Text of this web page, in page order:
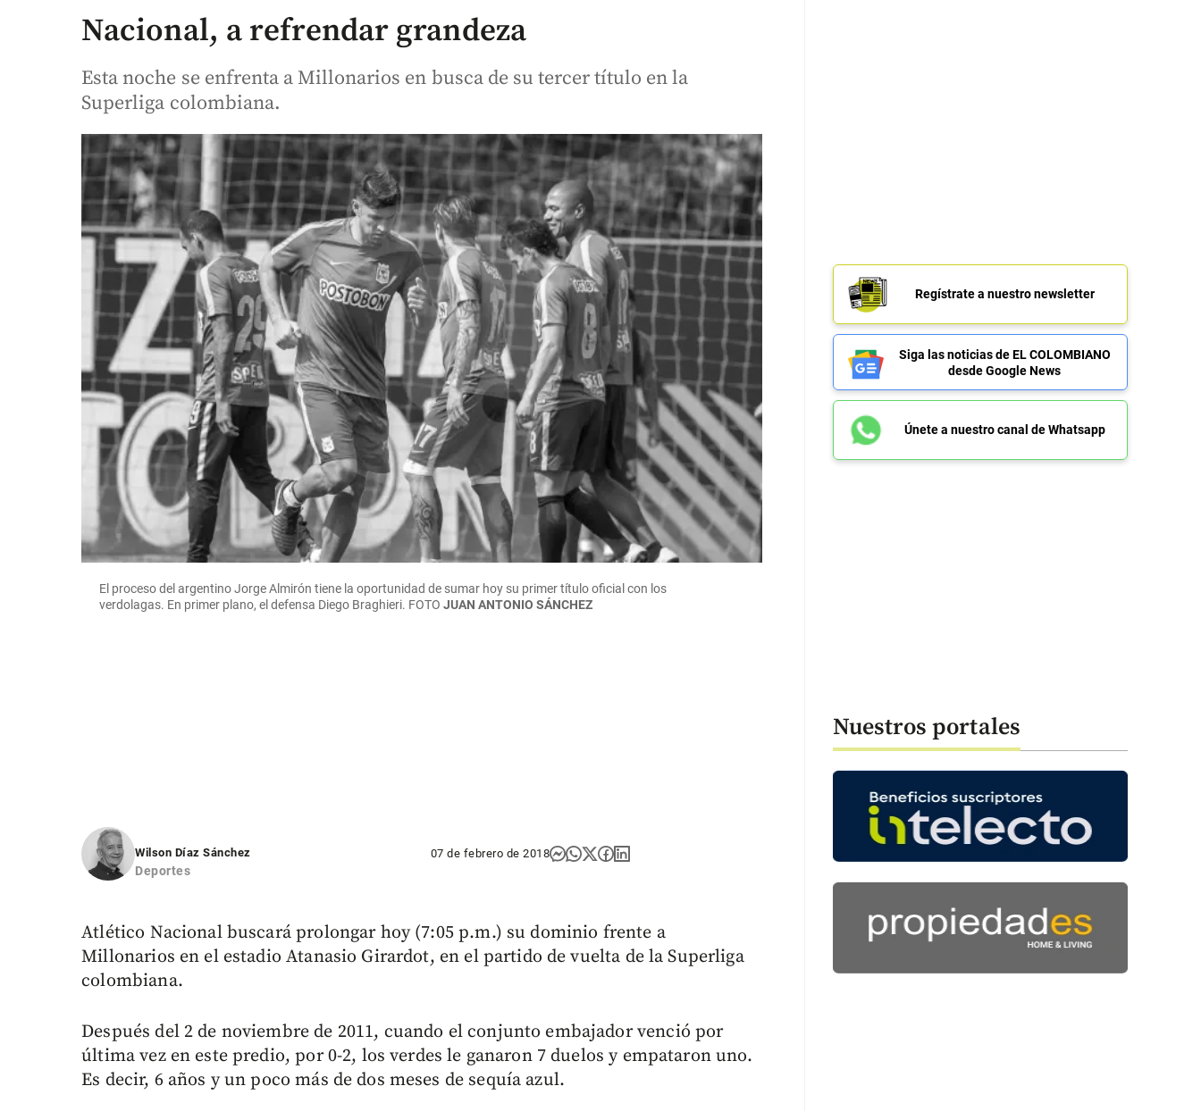
Nacional, a refrendar grandeza
Esta noche se enfrenta a Millonarios en busca de su tercer título en la
Superliga colombiana.
El proceso del argentino Jorge Almirón tiene la oportunidad de sumar hoy su primer título oficial con los
verdolagas. En primer plano, el defensa Diego Braghieri. FOTO JUAN ANTONIO SÁNCHEZ
Wilson Díaz Sánchez
Deportes
07 de febrero de 2018
Atlético Nacional buscará prolongar hoy (7:05 p.m.) su dominio frente a
Millonarios en el estadio Atanasio Girardot, en el partido de vuelta de la Superliga
colombiana.
Después del 2 de noviembre de 2011, cuando el conjunto embajador venció por
última vez en este predio, por 0-2, los verdes le ganaron 7 duelos y empataron uno.
Es decir, 6 años y un poco más de dos meses de sequía azul.
Regístrate a nuestro newsletter
Siga las noticias de EL COLOMBIANO
desde Google News
Únete a nuestro canal de Whatsapp
Nuestros portales